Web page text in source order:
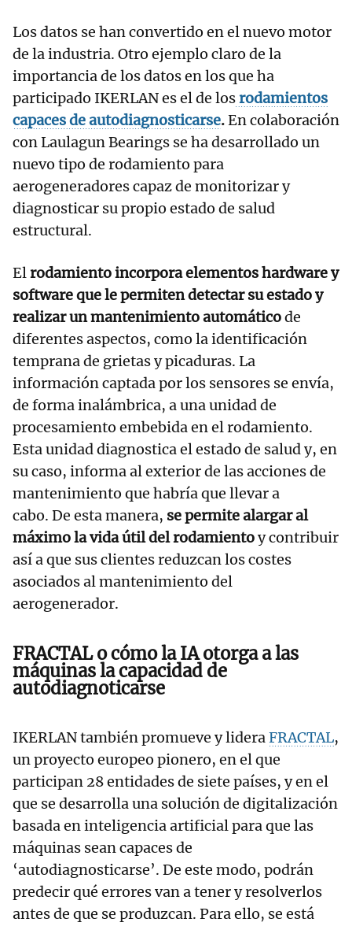
Los datos se han convertido en el nuevo motor
de la industria. Otro ejemplo claro de la
importancia de los datos en los que ha
participado IKERLAN es el de losrodamientos
capaces de autodiagnosticarse.En colaboración
con Laulagun Bearings se ha desarrollado un
nuevo tipo de rodamiento para
aerogeneradores capaz de monitorizar y
diagnosticar su propio estado de salud
estructural.
Elrodamiento incorpora elementos hardware y
software que le permiten detectar su estado y
realizar un mantenimiento automáticode
diferentes aspectos, como la identificación
temprana de grietas y picaduras. La
información captada por los sensores se envía,
de forma inalámbrica, a una unidad de
procesamiento embebida en el rodamiento.
Esta unidad diagnostica el estado de salud y, en
su caso, informa al exterior de las acciones de
mantenimiento que habría que llevar a
cabo. De esta manera, se permite alargar al
máximo la vida útil del rodamientoy contribuir
así a que sus clientes reduzcan los costes
asociados al mantenimiento del
aerogenerador.
FRACTAL o cómo la IA otorga a las
máquinas la capacidad de
autodiagnoticarse
IKERLAN también promueve y lideraFRACTAL,
un proyecto europeo pionero, en el que
participan 28 entidades de siete países, y en el
que se desarrolla una solución de digitalización
basada en inteligencia artificial para que las
máquinas sean capaces de
‘autodiagnosticarse’. De este modo, podrán
predecir qué errores van a tener y resolverlos
antes de que se produzcan. Para ello, se está